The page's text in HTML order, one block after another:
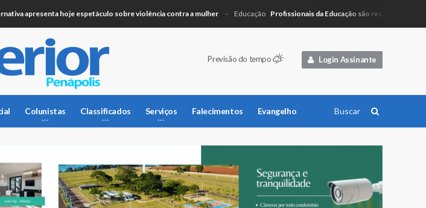
hoje espetáculo sobre violência contra a mulher Educação Profissionais da Educação são recepcionados com
Login Assinante
Previsão do tempo
Colunistas Classificados Serviços Falecimentos Evangelho